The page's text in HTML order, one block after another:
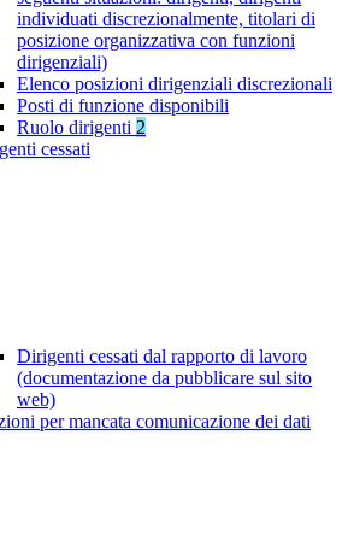
individuati discrezionalmente, titolari di
posizione organizzativa con funzioni
dirigenziali)
Elenco posizioni dirigenziali discrezionali
Posti di funzione disponibili
Ruolo dirigenti 2
cessati
Dirigenti cessati dal rapporto di lavoro
(documentazione da pubblicare sul sito
web)
per mancata comunicazione dei dati